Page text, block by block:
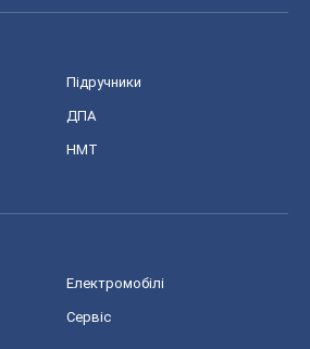
Підручники
ДПА
НМТ
Електромобілі
Сервіс